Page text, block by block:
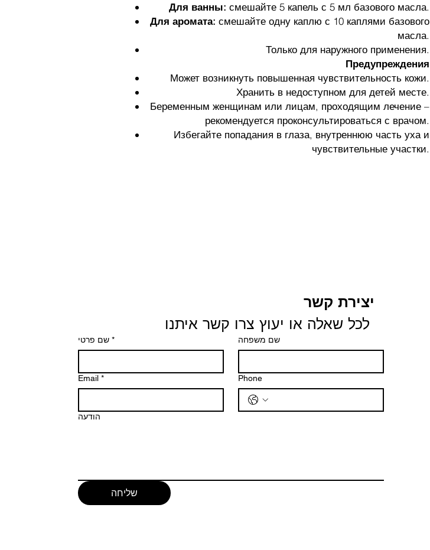
Для ванны: смешайте 5 капель с 5 мл базового масла.
Для аромата: смешайте одну каплю с 10 каплями базового
масла.
Только для наружного применения.
Предупреждения
Может возникнуть повышенная чувствительность кожи.
Хранить в недоступном для детей месте.
Беременным женщинам или лицам, проходящим лечение –
рекомендуется проконсультироваться с врачом.
Избегайте попадания в глаза, внутреннюю часть уха и
чувствительные участки.
יצירת קשר
לכל שאלה או יעוץ צרו קשר איתנו
שם פרטי * שם משפחה
Email * Phone
הודעה
שליחה